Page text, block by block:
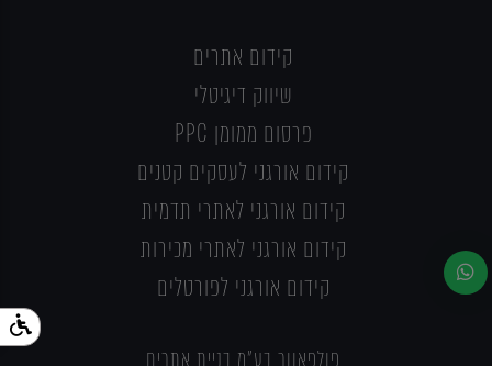
קידום אתרים
שיווק דיגיטלי
פרסום ממומן PPC
קידום אורגני לעסקים קטנים
קידום אורגני לאתרי תדמית
קידום אורגני לאתרי מכירות
קידום אורגני לפורטלים
פולפאוור בע"מ בניית אתרים